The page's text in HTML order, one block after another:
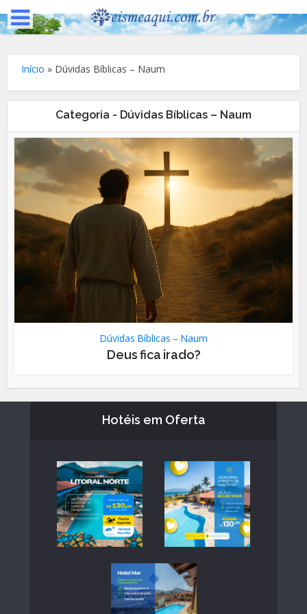
Início » Dúvidas Bíblicas – Naum
Categoria - Dúvidas Bíblicas – Naum
Dúvidas Bíblicas – Naum
Deus fica irado?
Hotéis em Oferta